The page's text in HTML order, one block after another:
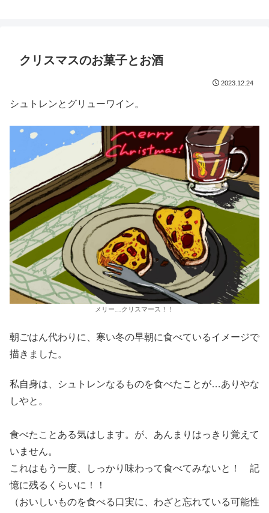
クリスマスのお菓子とお酒
2023.12.24
シュトレンとグリューワイン。
メリー…クリスマース！！
朝ごはん代わりに、寒い冬の早朝に食べているイメージで
描きました。
私自身は、シュトレンなるものを食べたことが…ありやな
しやと。
食べたことある気はします。が、あんまりはっきり覚えて
いません。
これはもう一度、しっかり味わって食べてみないと！ 記
憶に残るくらいに！！
（おいしいものを食べる口実に、わざと忘れている可能性